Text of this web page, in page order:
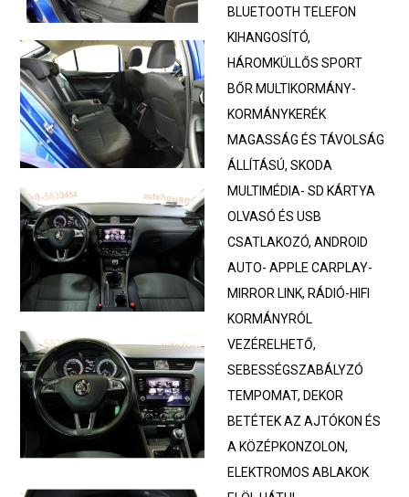
BLUETOOTH TELEFON
KIHANGOSÍTÓ,
HÁROMKÜLLŐS SPORT
BŐR MULTIKORMÁNY-
KORMÁNYKERÉK
MAGASSÁG ÉS TÁVOLSÁG
ÁLLÍTÁSÚ, SKODA
MULTIMÉDIA- SD KÁRTYA
OLVASÓ ÉS USB
CSATLAKOZÓ, ANDROID
AUTO- APPLE CARPLAY-
MIRROR LINK, RÁDIÓ-HIFI
KORMÁNYRÓL
VEZÉRELHETŐ,
SEBESSÉGSZABÁLYZÓ
TEMPOMAT, DEKOR
BETÉTEK AZ AJTÓKON ÉS
A KÖZÉPKONZOLON,
ELEKTROMOS ABLAKOK